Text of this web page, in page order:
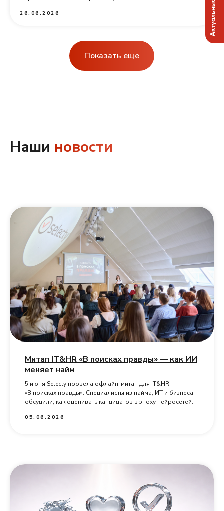
26.06.2026
Показать еще
Наши новости
Митап IT&HR «В поисках правды» — как ИИ
меняет найм
5 июня Selecty провела офлайн-митап для IT&HR
«В поисках правды». Специалисты из найма, ИТ и бизнеса
обсудили, как оценивать кандидатов в эпоху нейросетей.
05.06.2026